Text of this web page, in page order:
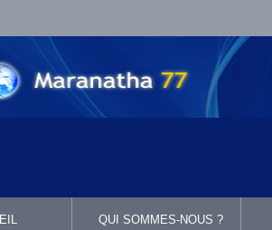
QUI SOMMES-NOUS ?